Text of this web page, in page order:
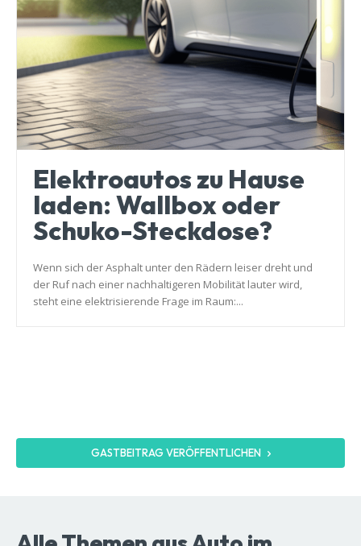
Elektroautos zu Hause
laden: Wallbox oder
Schuko-Steckdose?
Wenn sich der Asphalt unter den Rädern leiser dreht und
der Ruf nach einer nachhaltigeren Mobilität lauter wird,
steht eine elektrisierende Frage im Raum:...
GASTBEITRAG VERÖFFENTLICHEN